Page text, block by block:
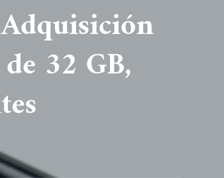
32 GB,